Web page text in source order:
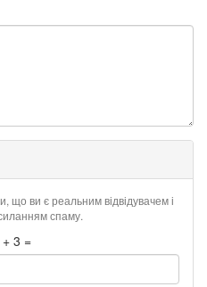
ви є реальним відвідувачем і
спаму.
+ 3 =